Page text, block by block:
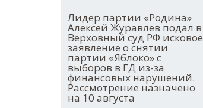
Лидер партии «Родина»
Алексей Журавлев подал в
Верховный суд РФ исковое
заявление о снятии
партии «Яблоко» с
выборов в ГД из-за
финансовых нарушений.
Рассмотрение назначено
на 10 августа